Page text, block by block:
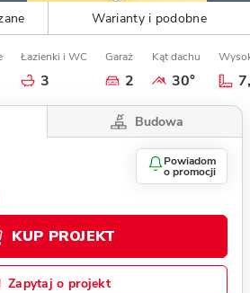
Warianty i podobne
Łazienki i WC
3
Garaż
2
Kąt dachu
30°
Budowa
Powiadom
o promocji
KUP PROJEKT
Zapytaj o projekt